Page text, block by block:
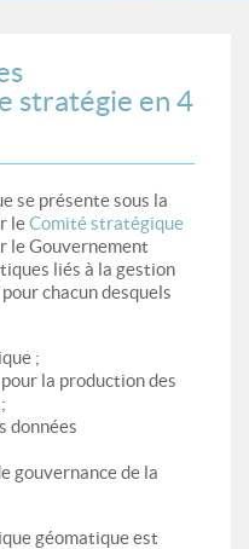
stratégie en 4
se présente sous la
leComité stratégique
le Gouvernement
liés à la gestion
chacun desquels
;
la production des
données
gouvernance de la
géomatique est